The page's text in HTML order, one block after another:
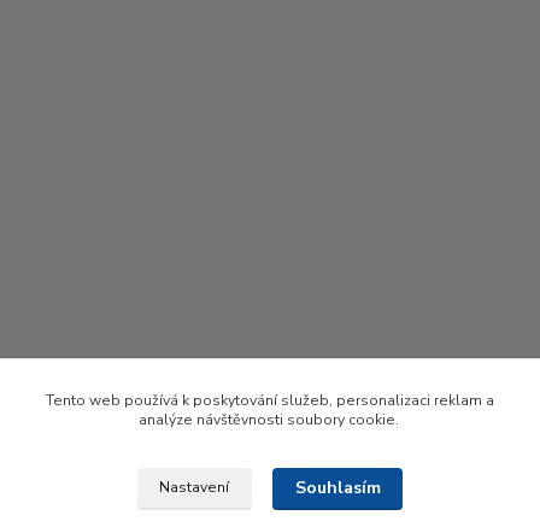
Upravit sběr cookies.
Tento web používá k poskytování služeb, personalizaci reklam a
analýze návštěvnosti soubory cookie.
Nastavení Souhlasím